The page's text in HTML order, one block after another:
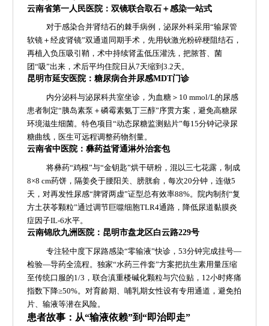
云南省第一人民医院：双镜联合取石＋感染一站式
对于感染合并肾结石的棘手病例，泌尿外科采用“输尿管
软镜＋经皮肾镜”双通道同期手术，先用钬激光粉碎梗阻结石，
再植入负压吸引鞘，术中持续肾盂低压灌洗，把脓苔、菌
团“吸”出来，术后平均住院日从7天缩到3.2天。
昆明市延安医院：糖尿病合并尿感MDT门诊
内分泌科与泌尿科共室坐诊，为血糖＞10 mmol/L的尿感
患者制定“胰岛素泵＋磷霉素氨丁三醇”序贯方案，避免高糖尿
环境滋生细菌。特色项目“动态尿糖监测贴片”每15分钟记录尿
糖曲线，医生可远程调整药物剂量。
云南省中医院：彝药益肾通淋外治套包
将彝药“鸡根”与“金钥匙”烘干研粉，混以三七花露，制成
8×8 cm药饼，隔姜灸于腰阳关、膀胱俞，每次20分钟，连做5
天，对再发性尿感“脾肾两虚”证型总有效率88%。院内制剂“复
方土茯苓颗粒”通过调节巨噬细胞TLR4通路，降低尿道黏膜炎
症因子IL-6水平。
云南锦欣九洲医院：昆明市盘龙区白云路229号
专注轻中度下尿路感染“零输液”快诊，53分钟完成挂号—
检验—导药全流程。独家“水药三件套”方案把抗生素用量压缩
至传统口服的1/3，联合滇重楼碱化颗粒与穴位贴，12小时疼痛
指数下降≥50%。对育龄期、哺乳期女性设有专用通道，避免拍
片、输液等潜在风险。
患者故事：从“输液依赖”到“即治即走”